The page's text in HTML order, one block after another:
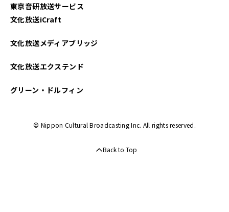
2024年11月
2024年10月
2024年09月
東京音研放送サービス
文化放送iCraft
文化放送メディアブリッジ
文化放送エクステンド
グリーン・ドルフィン
© Nippon Cultural Broadcasting Inc. All rights reserved.
Back to Top